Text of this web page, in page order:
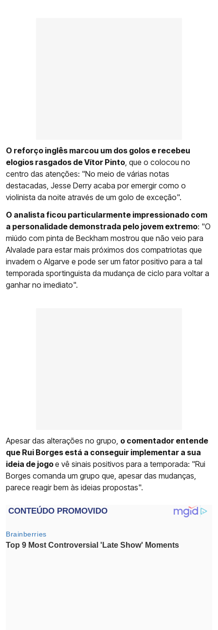
O reforço inglês marcou um dos golos e recebeu
elogios rasgados de Vítor Pinto , que o colocou no
centro das atenções: "No meio de várias notas
destacadas, Jesse Derry acaba por emergir como o
violinista da noite através de um golo de exceção".
O analista ficou particularmente impressionado com
a personalidade demonstrada pelo jovem extremo: "O
miúdo com pinta de Beckham mostrou que não veio para
Alvalade para estar mais próximos dos compatriotas que
invadem o Algarve e pode ser um fator positivo para a tal
temporada sportinguista da mudança de ciclo para voltar a
ganhar no imediato".
Apesar das alterações no grupo, o comentador entende
que Rui Borges está a conseguir implementar a sua
ideia de jogoe vê sinais positivos para a temporada: "Rui
Borges comanda um grupo que, apesar das mudanças,
parece reagir bem às ideias propostas".